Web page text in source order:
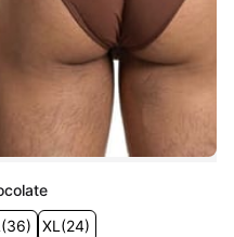
(36) XL(24)